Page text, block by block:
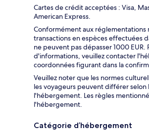
Cartes de crédit acceptées : Visa,
American Express.
Conformément aux réglementations
transactions en espèces effectuées
ne peuvent pas dépasser 1000 EUR.
d'informations, veuillez contacter
coordonnées figurant dans la
Veuillez noter que les normes
les voyageurs peuvent différer selon
l'hébergement. Les règles
l'hébergement.
Catégorie d’hébergement